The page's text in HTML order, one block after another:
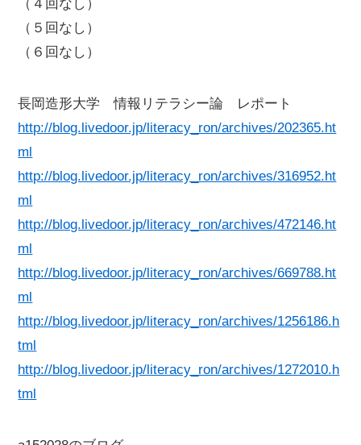
（４回なし）
（５回なし）
（６回なし）
長岡造形大学 情報リテラシー論 レポート
http://blog.livedoor.jp/literacy_ron/archives/202365.ht
ml
http://blog.livedoor.jp/literacy_ron/archives/316952.ht
ml
http://blog.livedoor.jp/literacy_ron/archives/472146.ht
ml
http://blog.livedoor.jp/literacy_ron/archives/669788.ht
ml
http://blog.livedoor.jp/literacy_ron/archives/1256186.h
tml
http://blog.livedoor.jp/literacy_ron/archives/1272010.h
tml